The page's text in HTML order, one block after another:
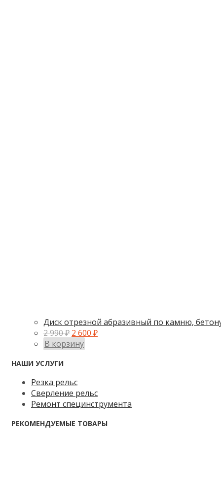
Диск отрезной абразивный по камню,
2 990₽ 2 600 ₽
В корзину
НАШИ УСЛУГИ
Резка рельс
Сверление рельс
Ремонт специнструмента
РЕКОМЕНДУЕМЫЕ ТОВАРЫ